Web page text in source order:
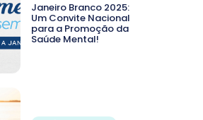
Janeiro Branco 2025:
Um Convite Nacional
para a Promoção da
Saúde Mental!